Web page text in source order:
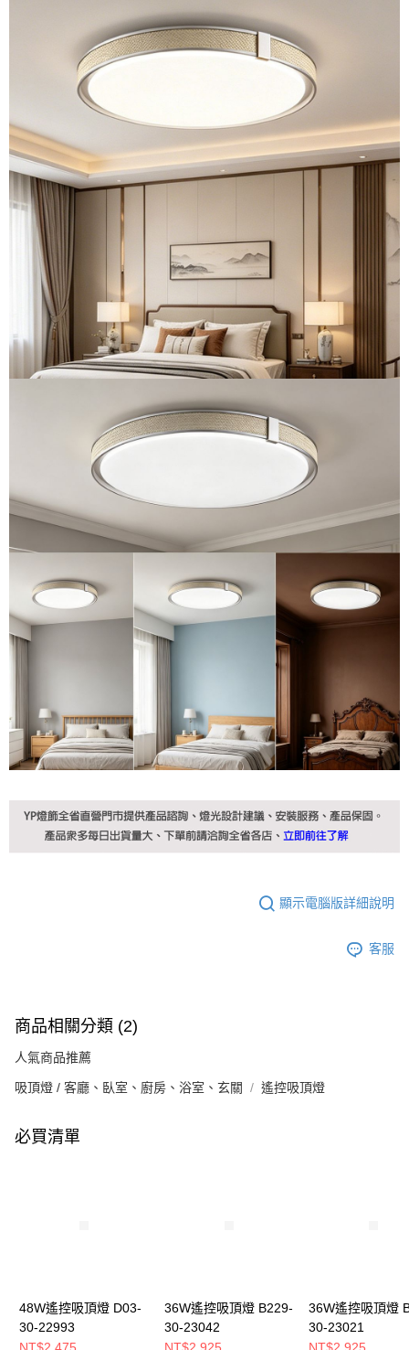
顯示電腦版詳細說明
客服
商品相關分類 (2)
人氣商品推薦
吸頂燈 / 客廳、臥室、廚房、浴室、玄關 遙控吸頂燈
必買清單
48W遙控吸頂燈 D03-
30-22993
36W遙控吸頂燈 B229-
30-23042
36W遙控吸頂燈
30-23021